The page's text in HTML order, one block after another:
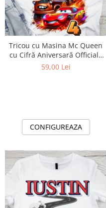
Tricou cu Masina Mc Queen
cu Cifră Aniversară Official|
Cadou Personalizat e-CADOU
59,00 Lei
CONFIGUREAZA